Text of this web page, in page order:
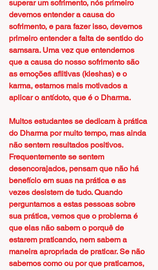
superar um sofrimento, nós primeiro
devemos entender a causa do
sofrimento, e para fazer isso, devemos
primeiro entender a falta de sentido do
samsara. Uma vez que entendemos
que a causa do nosso sofrimento são
as emoções aflitivas (kleshas) e o
karma, estamos mais motivados a
aplicar o antídoto, que é o Dharma.
Muitos estudantes se dedicam à prática
do Dharma por muito tempo, mas ainda
não sentem resultados positivos.
Frequentemente se sentem
desencorajados, pensam que não há
benefício em suas na prática e as
vezes desistem de tudo. Quando
perguntamos a estas pessoas sobre
sua prática, vemos que o problema é
que elas não sabem o porquê de
estarem praticando, nem sabem a
maneira apropriada de praticar. Se não
sabemos como ou por que praticamos,